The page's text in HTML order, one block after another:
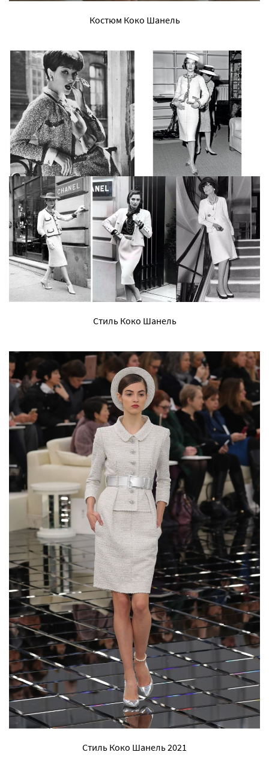
Костюм Коко Шанель
Стиль Коко Шанель
Стиль Коко Шанель 2021